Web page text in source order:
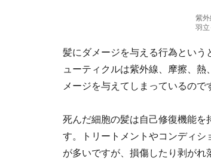
紫
羽
髪にダメージを与える行為という
ューティクルは紫外線、摩擦、
メージを与えてしまっているので
死んだ細胞の髪は自己修復機能を
す。トリートメントやコンディ
が多いですが、損傷したり剥が